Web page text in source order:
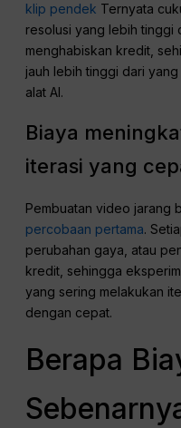
klip pendek Ternyata
resolusi yang lebih tinggi
menghabiskan kredit,
jauh lebih tinggi dari
alat AI.
Biaya
iterasi yang
Pembuatan video jarang
percobaan pertama.
perubahan gaya, atau
kredit, sehingga
yang sering melakukan
dengan cepat.
Berapa